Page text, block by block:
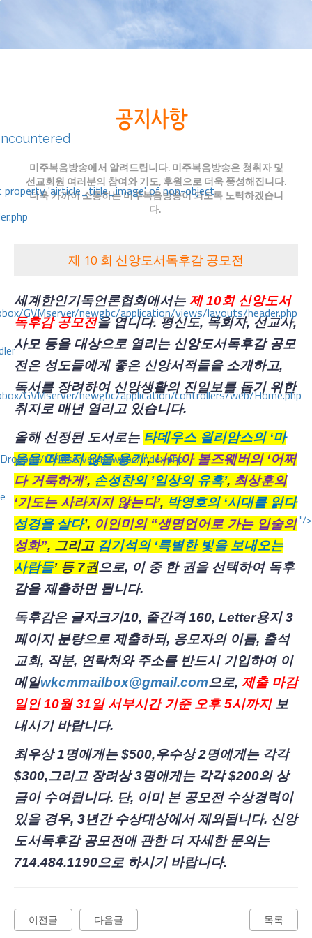
property 'airticle_title_image' of non-object
GVMserver/newgbc/application/views/layouts/header.php
GVMserver/newgbc/application/controllers/web/Home.php
GVMserver/newgbc/index.php
"/>
미주복음방송에서 알려드립니다. 미주복음방송은 청취자 및
선교회원 여러분의 참여와 기도, 후원으로 더욱 풍성해집니다.
더욱 가까이 소통하는 미주복음방송이 되도록 노력하겠습니
다.
제 10 회 신앙도서독후감 공모전
세계한인기독언론협회에서는제10회 신앙도서
독후감 공모전을 엽니다. 평신도, 목회자, 선교사,
사모 등을 대상으로 열리는 신앙도서독후감 공모
전은 성도들에게 좋은 신앙서적들을 소개하고,
독서를 장려하여 신앙생활의 진일보를 돕기 위한
취지로 매년 열리고 있습니다.
올해 선정된 도서로는 타데우스 읠리암스의 ‘마
음을 따르지 않을 용기’,나디아 볼즈웨버의 ‘어쩌
다 거룩하게’, 손성찬의 ’일상의 유혹’, 최상훈의
‘기도는 사라지지 않는다’, 박영호의 ‘시대를 읽다
성경을 살다’, 이인미의 “생명언어로 가는 입술의
성화”, 그리고 김기석의 ‘특별한 빛을 보내오는
사람들’ 등 7권으로, 이 중 한 권을 선택하여 독후
감을 제출하면 됩니다.
독후감은 글자크기10, 줄간격 160, Letter용지 3
페이지 분량으로 제출하되, 응모자의 이름, 출석
교회, 직분, 연락처와 주소를 반드시 기입하여 이
메일wkcmmailbox@gmail.com으로, 제출 마감
일인10월 31일 서부시간 기준 오후 5시까지 보
내시기 바랍니다.
최우상 1명에게는 $500,우수상 2명에게는 각각
$300,그리고 장려상 3명에게는 각각 $200의 상
금이 수여됩니다. 단, 이미 본 공모전 수상경력이
있을 경우, 3년간 수상대상에서 제외됩니다. 신앙
도서독후감 공모전에 관한 더 자세한 문의는
714.484.1190으로 하시기 바랍니다.
다음글
이전글 목록